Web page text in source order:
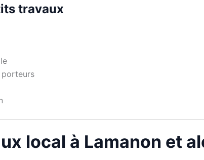
travaux
porteurs
local à Lamanon et